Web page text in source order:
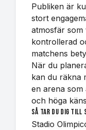
Publiken är
stort
atmosfär som
kontrollerad
matchens
När du
kan du räkna
en arena
och höga
Så tar du dig till
Stadio